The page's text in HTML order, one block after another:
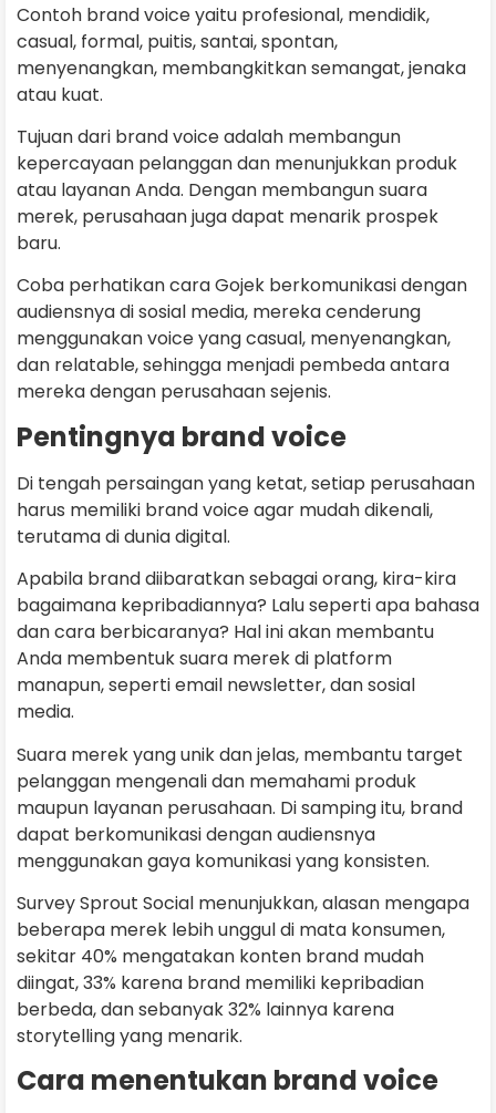
Contoh brand voice yaitu profesional, mendidik,
casual, formal, puitis, santai, spontan,
menyenangkan, membangkitkan semangat, jenaka
atau kuat.
Tujuan dari brand voice adalah membangun
kepercayaan pelanggan dan menunjukkan produk
atau layanan Anda. Dengan membangun suara
merek, perusahaan juga dapat menarik prospek
baru.
Coba perhatikan cara Gojek berkomunikasi dengan
audiensnya di sosial media, mereka cenderung
menggunakan voice yang casual, menyenangkan,
dan relatable, sehingga menjadi pembeda antara
mereka dengan perusahaan sejenis.
Pentingnya brand voice
Di tengah persaingan yang ketat, setiap perusahaan
harus memiliki brand voice agar mudah dikenali,
terutama di dunia digital.
Apabila brand diibaratkan sebagai orang, kira-kira
bagaimana kepribadiannya? Lalu seperti apa bahasa
dan cara berbicaranya? Hal ini akan membantu
Anda membentuk suara merek di platform
manapun, seperti email newsletter, dan sosial
media.
Suara merek yang unik dan jelas, membantu target
pelanggan mengenali dan memahami produk
maupun layanan perusahaan. Di samping itu, brand
dapat berkomunikasi dengan audiensnya
menggunakan gaya komunikasi yang konsisten.
Survey Sprout Social menunjukkan, alasan mengapa
beberapa merek lebih unggul di mata konsumen,
sekitar 40% mengatakan konten brand mudah
diingat, 33% karena brand memiliki kepribadian
berbeda, dan sebanyak 32% lainnya karena
storytelling yang menarik.
Cara menentukan brand voice